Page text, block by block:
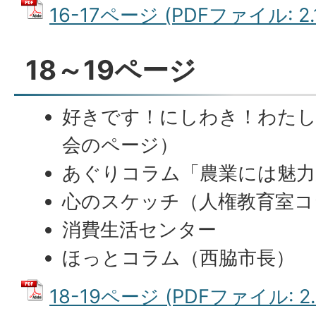
16-17ページ (PDFファイル:
18～19ページ
好きです！にしわき！わた
会のページ）
あぐりコラム「農業には魅
心のスケッチ（人権教育室
消費生活センター
ほっとコラム（西脇市長）
18-19ページ (PDFファイル: